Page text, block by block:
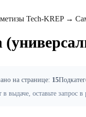
Tech-KREP→
на странице: 15
оставьте запрос в